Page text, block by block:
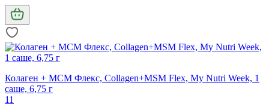
Колаген + МСМ Флекс, Collagen+MSM Flex, My Nutri Week, 1
саше, 6,75 г
11